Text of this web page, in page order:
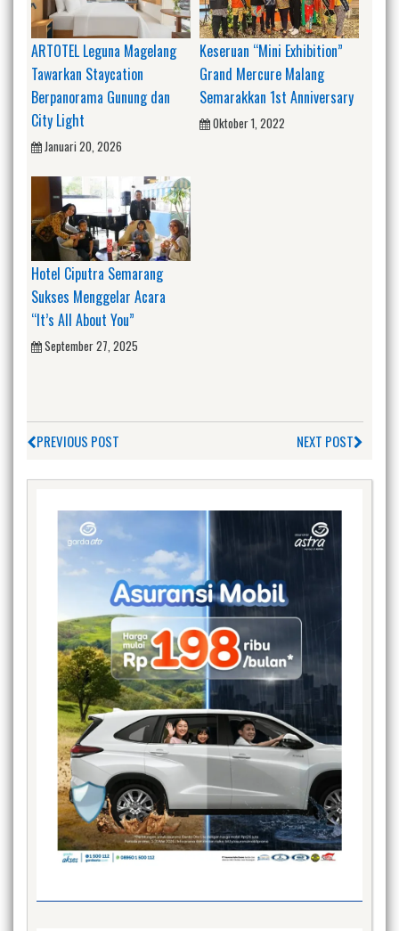
ARTOTEL Leguna Magelang
Tawarkan Staycation
Berpanorama Gunung dan
City Light
Januari 20, 2026
Keseruan “Mini Exhibition”
Grand Mercure Malang
Semarakkan 1st Anniversary
Oktober 1, 2022
Hotel Ciputra Semarang
Sukses Menggelar Acara
“It’s All About You”
September 27, 2025
PREVIOUS POST NEXT POST